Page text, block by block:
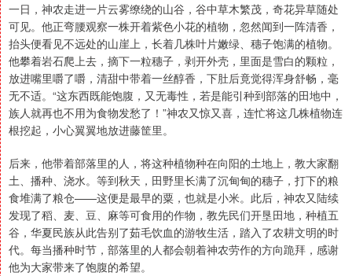
一日，神农走进一片云雾缭绕的山谷，谷中草木繁茂，奇花异草随处
可见。他正弯腰观察一株开着紫色小花的植物，忽然闻到一阵清香，
抬头便看见不远处的山崖上，长着几株叶片嫩绿、穗子饱满的植物。
他攀着岩石爬上去，摘下一粒穗子，剥开外壳，里面是雪白的颗粒，
放进嘴里嚼了嚼，清甜中带着一丝醇香，下肚后竟觉得浑身舒畅，毫
无不适。“这东西既能饱腹，又无毒性，若是能引种到部落的田地中，
族人就再也不用为食物发愁了！”神农又惊又喜，连忙将这几株植物连
根挖起，小心翼翼地放进藤筐里。
后来，他带着部落里的人，将这种植物种在向阳的土地上，教大家翻
土、播种、浇水。等到秋天，田野里长满了沉甸甸的穗子，打下的粮
食堆满了粮仓——这便是最早的粟，也就是小米。此后，神农又陆续
发现了稻、麦、豆、麻等可食用的作物，教先民们开垦田地，种植五
谷，华夏民族从此告别了茹毛饮血的游牧生活，踏入了农耕文明的时
代。每当播种时节，部落里的人都会朝着神农劳作的方向跪拜，感谢
他为大家带来了饱腹的希望。